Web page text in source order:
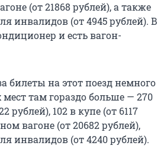
(от 21868 рублей), а также
инвалидов (от 4945 рублей). В
и есть вагон-
билеты на этот поезд немного
там гораздо больше — 270
рублей), 102 в купе (от 6117
вагоне (от 20682 рублей),
инвалидов (от 4240 рублей).